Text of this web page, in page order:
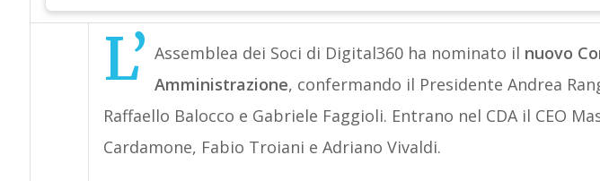
L’ Assemblea dei Soci di Digital360 ha nominato il nuovo
Amministrazione, confermando il Presidente Andrea
Raffaello Balocco e Gabriele Faggioli. Entrano nel CDA il CEO
Cardamone, Fabio Troiani e Adriano Vivaldi.